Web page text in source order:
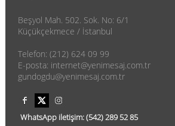
Beşyol Mah. 502. Sok. No: 6/1
Küçükçekmece / İstanbul
Telefon: (212) 624 09 99
E-posta: internet@yenimesaj.com.tr
gundogdu@yenimesaj.com.tr
WhatsApp iletişim:(542)289 52 85